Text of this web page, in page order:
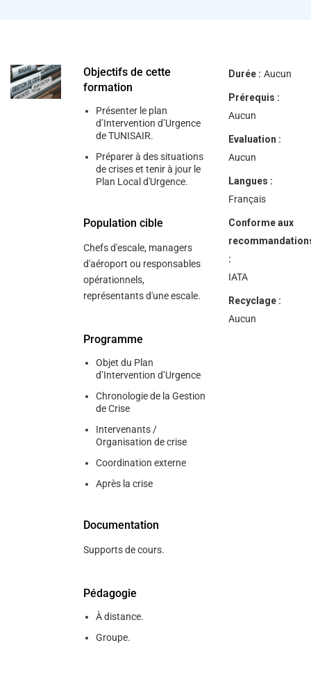
Objectifs de cette
formation
Présenter le plan
d’Intervention d’Urgence
de TUNISAIR.
Préparer à des situations
de crises et tenir à jour le
Plan Local d'Urgence.
Population cible
Chefs d'escale, managers
d'aéroport ou responsables
opérationnels,
représentants d'une escale.
Programme
Objet du Plan
d’Intervention d’Urgence
Chronologie de la Gestion
de Crise
Intervenants /
Organisation de crise
Coordination externe
Après la crise
Documentation
Supports de cours.
Pédagogie
À distance.
Groupe.
Durée : Aucun
Prérequis :
Aucun
Evaluation :
Aucun
Langues :
Français
Conforme aux
:
IATA
Recyclage :
Aucun